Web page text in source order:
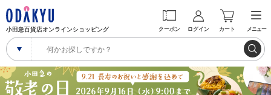
小田急百貨店オンラインショッピング クーポン ログイン カート メニュー